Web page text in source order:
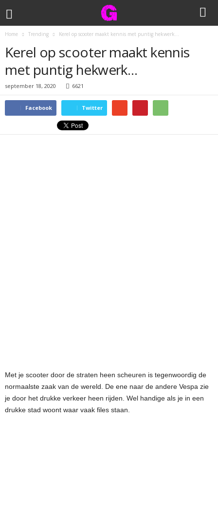
Home Trending Kerel op scooter maakt kennis met puntig hekwerk…
Kerel op scooter maakt kennis
met puntig hekwerk…
september 18, 2020 6621
Facebook Twitter
Met je scooter door de straten heen scheuren is tegenwoordig de
normaalste zaak van de wereld. De ene naar de andere Vespa zie
je door het drukke verkeer heen rijden. Wel handige als je in een
drukke stad woont waar vaak files staan.